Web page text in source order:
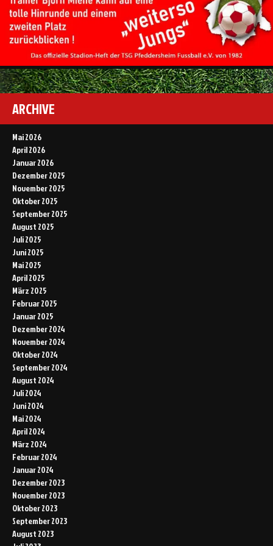
ARCHIVE
Mai 2026
April 2026
Januar 2026
Dezember 2025
November 2025
Oktober 2025
September 2025
August 2025
Juli 2025
Juni 2025
Mai 2025
April 2025
März 2025
Februar 2025
Januar 2025
Dezember 2024
November 2024
Oktober 2024
September 2024
August 2024
Juli 2024
Juni 2024
Mai 2024
April 2024
März 2024
Februar 2024
Januar 2024
Dezember 2023
November 2023
Oktober 2023
September 2023
August 2023